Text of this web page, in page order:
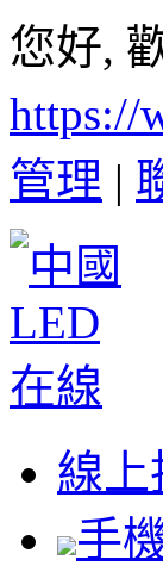
您好,
https://
管理 |
線上
手